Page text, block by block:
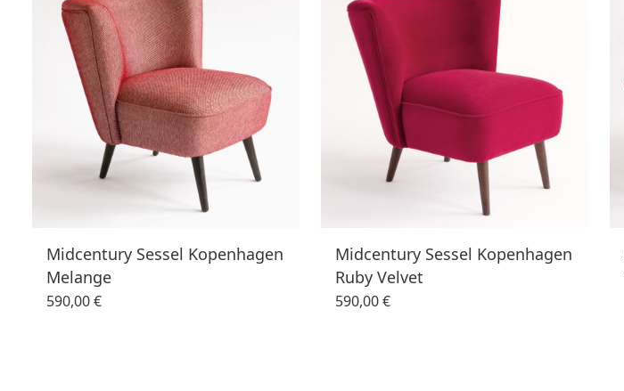
Midcentury Sessel Kopenhagen
Melange
590,00 €
Midcentury Sessel Kopenhagen
Ruby Velvet
590,00 €